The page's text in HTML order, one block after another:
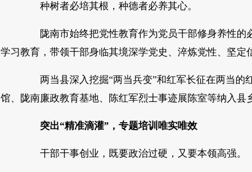
种树者必培其根，种德者必养其心。
陇南市始终把党性教育作为党员干部修身养性的
学习教育，带领干部身临其境深学党史、淬炼党性、坚定
两当县深入挖掘“两当兵变”和红军长征在两当的
馆、陇南廉政教育基地、陈红军烈士事迹展陈室等纳入县
突出“精准滴灌”，专题培训唯实唯效
干部干事创业，既要政治过硬，又要本领高强。